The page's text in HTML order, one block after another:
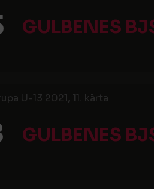
GULBENES
U-13 2021, 11. kārta
GULBENES